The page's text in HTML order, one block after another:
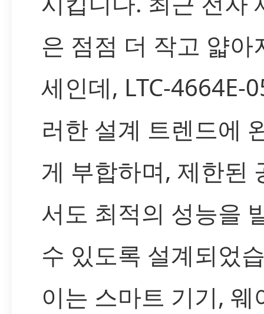
은 점점 더 작고 얇아
세인데, LTC-4664E-
러한 설계 트렌드에
게 부합하며, 제한된
서도 최적의 성능을
수 있도록 설계되었
이는 스마트 기기, 웨